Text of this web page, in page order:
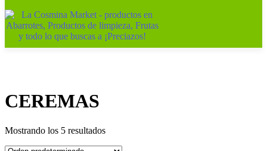
CEREMAS
Mostrando los 5 resultados